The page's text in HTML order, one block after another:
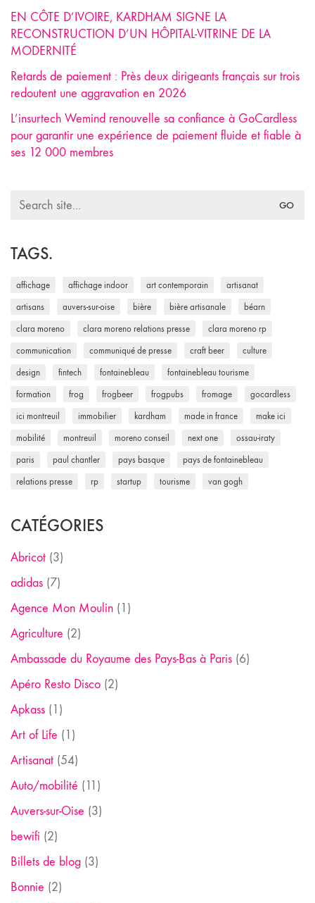
EN CÔTE D’IVOIRE, KARDHAM SIGNE LA
RECONSTRUCTION D’UN HÔPITAL-VITRINE DE LA
MODERNITÉ
Retards de paiement : Près deux dirigeants français sur trois
redoutent une aggravation en 2026
L’insurtech Wemind renouvelle sa confiance à GoCardless
pour garantir une expérience de paiement fluide et fiable à
ses 12 000 membres
Search
TAGS.
affichage affichage indoor art contemporain artisanat
artisans auvers-sur-oise bière bière artisanale béarn
clara moreno clara moreno relations presse clara moreno rp
communication communiqué de presse craft beer culture
design fintech fontainebleau fontainebleau tourisme
formation frog frogbeer frogpubs fromage gocardless
ici montreuil immobilier kardham made in france make ici
mobilité montreuil moreno conseil next one ossau-iraty
paris paul chantler pays basque pays de fontainebleau
relations presse rp startup tourisme van gogh
CATÉGORIES
Abricot (3)
adidas (7)
Agence Mon Moulin (1)
Agriculture (2)
Ambassade du Royaume des Pays-Bas à Paris (6)
Apéro Resto Disco (2)
Apkass (1)
Art of Life (1)
Artisanat (54)
Auto/mobilité (11)
Auvers-sur-Oise (3)
bewifi (2)
Billets de blog (3)
Bonnie (2)